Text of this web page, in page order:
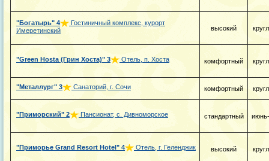
"Богатырь" 4
Гостиничный комплекс, курорт
Имеретинский
высокий
"Green Hosta (Грин Хоста)" 3 Отель, п. Хоста комфортный
"Металлург" 3 Санаторий, г. Сочи комфортный
"Приморский" 2 Пансионат, с. Дивноморское стандартный
"Приморье Grand Resort Hotel" 4 Отель, г. Геленджик высокий